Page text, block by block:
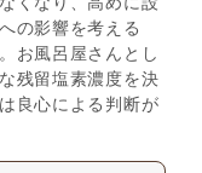
の影響を考える
お風呂屋さんとし
残留塩素濃度を決
良心による判断が